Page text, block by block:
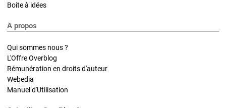
Boite à idées
A propos
Qui sommes nous ?
L'Offre Overblog
Rémunération en droits d'auteur
Webedia
Manuel d'Utilisation